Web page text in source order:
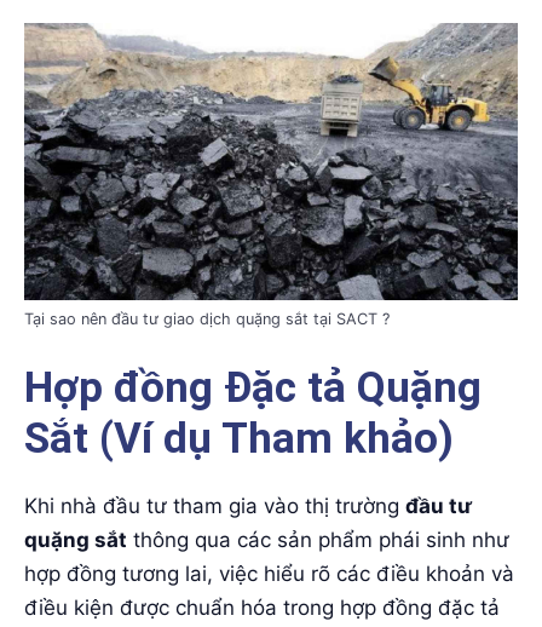
Tại sao nên đầu tư giao dịch quặng sắt tại SACT ?
Hợp đồng Đặc tả Quặng
Sắt (Ví dụ Tham khảo)
Khi nhà đầu tư tham gia vào thị trường đầu tư
quặng sắt thông qua các sản phẩm phái sinh như
hợp đồng tương lai, việc hiểu rõ các điều khoản và
điều kiện được chuẩn hóa trong hợp đồng đặc tả